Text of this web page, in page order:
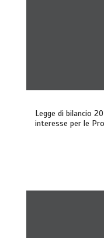
Legge di bilancio
interesse per le